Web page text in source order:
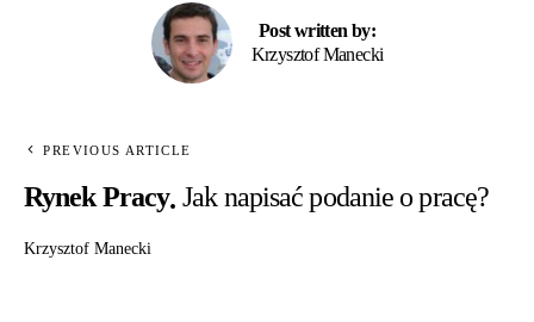
Post written by:
Krzysztof Manecki
PREVIOUS ARTICLE
Rynek Pracy Jak napisać podanie o pracę?
Krzysztof Manecki